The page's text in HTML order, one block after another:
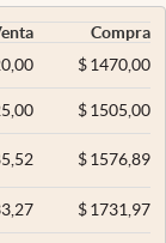
Compra
$1470,00
$1505,00
$1576,89
$1731,97